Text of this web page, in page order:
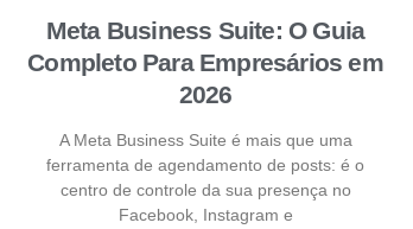
Meta Business Suite: O Guia
Completo Para Empresários em
2026
A Meta Business Suite é mais que uma
ferramenta de agendamento de posts: é o
centro de controle da sua presença no
Facebook, Instagram e